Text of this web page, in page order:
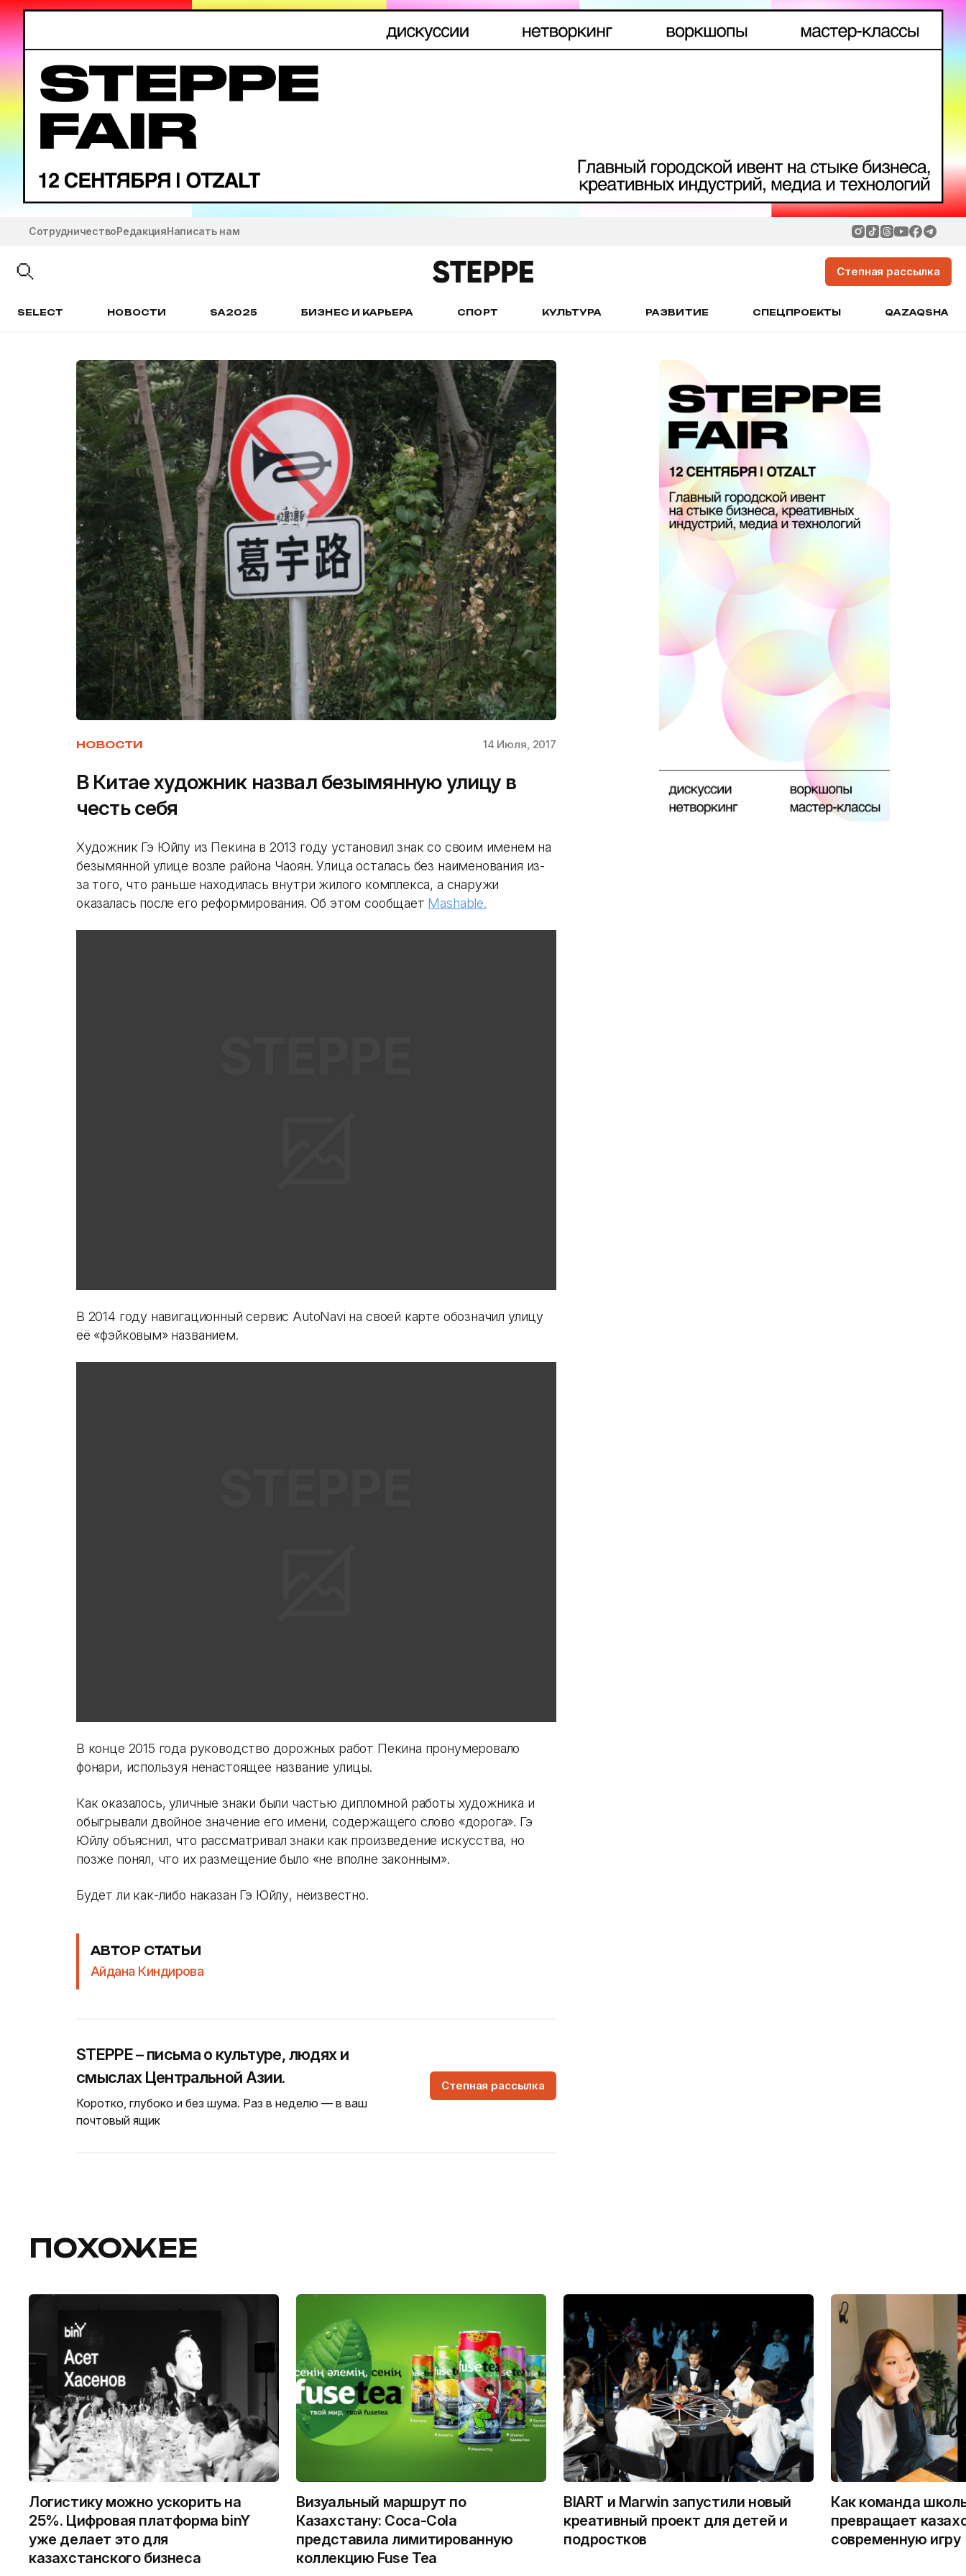
СотрудничествоРедакцияНаписать нам
Степная рассылка
SELECT НОВОСТИ SA2025 БИЗНЕС И КАРЬЕРА СПОРТ КУЛЬТУРА РАЗВИТИЕ СПЕЦПРОЕКТЫ QAZAQSHA
НОВОСТИ 14 Июля, 2017
В Китае художник назвал безымянную улицу в
честь себя
Художник Гэ Юйлу из Пекина в 2013 году установил знак со своим именем на
безымянной улице возле района Чаоян. Улица осталась без наименования из-
за того, что раньше находилась внутри жилого комплекса, а снаружи
оказалась после его реформирования. Об этом сообщает Mashable.
В 2014 году навигационный сервис AutoNavi на своей карте обозначил улицу
её «фэйковым» названием.
В конце 2015 года руководство дорожных работ Пекина пронумеровало
фонари, используя ненастоящее название улицы.
Как оказалось, уличные знаки были частью дипломной работы художника и
обыгрывали двойное значение его имени, содержащего слово «дорога». Гэ
Юйлу объяснил, что рассматривал знаки как произведение искусства, но
позже понял, что их размещение было «не вполне законным».
Будет ли как-либо наказан Гэ Юйлу, неизвестно.
АВТОР СТАТЬИ
Айдана Киндирова
STEPPE – письма о культуре, людях и
смыслах Центральной Азии.
Коротко, глубоко и без шума. Раз в неделю — в ваш
почтовый ящик
Степная рассылка
ПОХОЖЕЕ
Логистику можно ускорить на
25%. Цифровая платформа binY
уже делает это для
казахстанского бизнеса
Визуальный маршрут по
Казахстану: Coca-Cola
представила лимитированную
коллекцию Fuse Tea
BIART и Marwin запустили новый
креативный проект для детей и
подростков
Как команда
превращает
современную игру